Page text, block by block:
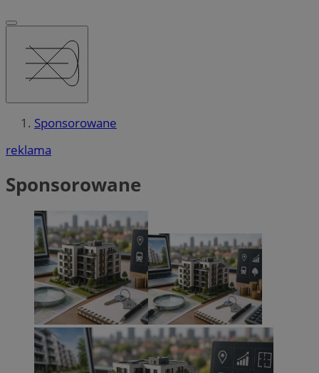
Sponsorowane
reklama
Sponsorowane